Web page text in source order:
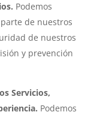
Podemos
de nuestros
de nuestros
y prevención
Servicios,
Podemos